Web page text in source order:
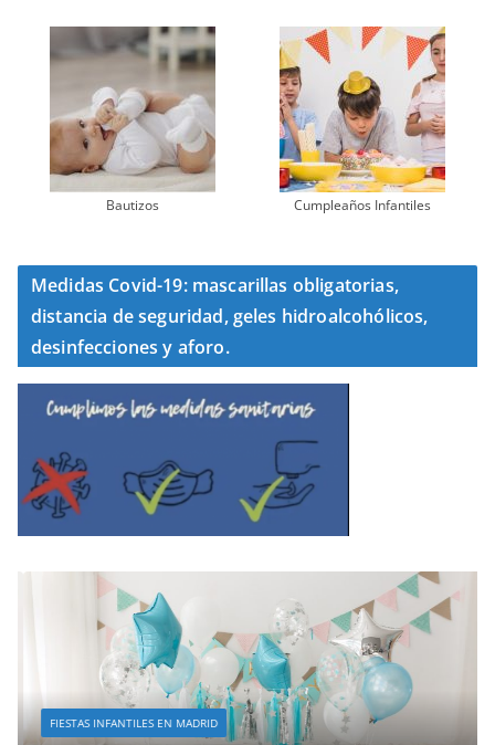
Bautizos Cumpleaños Infantiles
Medidas Covid-19: mascarillas obligatorias,
distancia de seguridad, geles hidroalcohólicos,
desinfecciones y aforo.
FIESTAS INFANTILES EN MADRID